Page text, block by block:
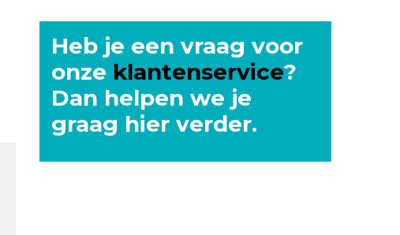
Heb je een vraag voor
onze klantenservice?
Dan helpen we je
graag hier verder.